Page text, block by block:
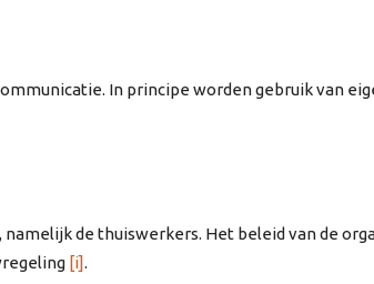
In principe worden gebruik van
de thuiswerkers. Het beleid van de
[i].